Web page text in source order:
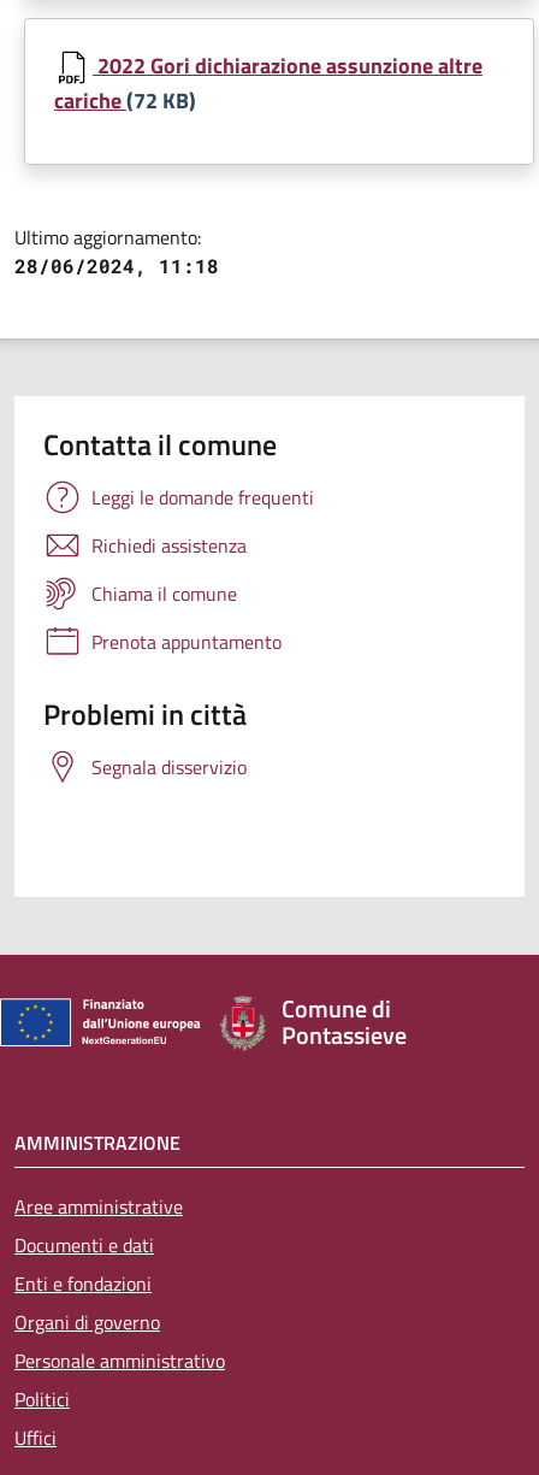
Document
2022 Gori dichiarazione assunzione altre
cariche(72 KB)
Ultimo aggiornamento:
28/06/2024, 11:18
Contatta il comune
Leggi le domande frequenti
Richiedi assistenza
Chiama il comune
Prenota appuntamento
Problemi in città
Segnala disservizio
Comune di
Pontassieve
AMMINISTRAZIONE
Aree amministrative
Documenti e dati
Enti e fondazioni
Organi di governo
Personale amministrativo
Politici
Uffici